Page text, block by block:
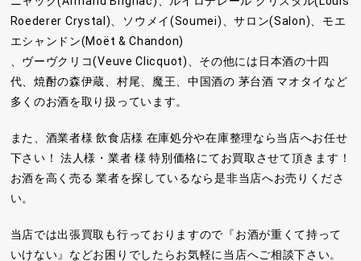
Roederer Crystal)、ソウメイ(Soumei)、サロン(Salon)、モエ
エシャンドン(Moët & Chandon)
、ヴーヴクリコ(Veuve Clicquot)、その他には日本酒の十四
代、焼酎の森伊蔵、村尾、魔王、中国酒の 茅台酒 マオタイなど
多くのお酒を取り扱っています。
また、酒業者様 飲食店様 在庫処分や在庫整理なら当店へお任せ
下さい！ 法人様・業者 様 特別価格にてお買取させて頂きます！
お酒を高く売る 業者を探しているなら是非当店へお売りくださ
い。
当店では出張買取も行っておりますので『お酒が重くて持って
いけない』などお困りでしたらお気軽に当店へご相談下さい。